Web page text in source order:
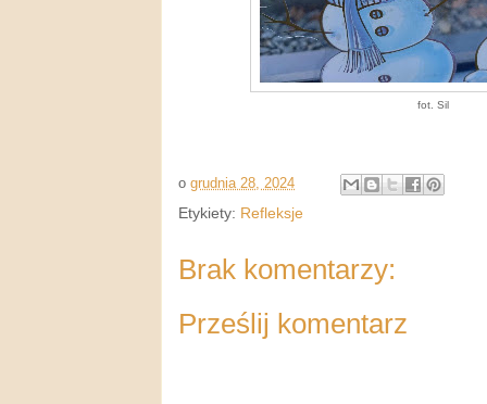
fot. Sil
o grudnia 28, 2024
Etykiety: Refleksje
Brak komentarzy:
Prześlij komentarz